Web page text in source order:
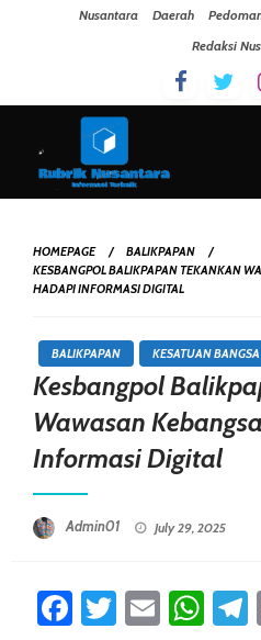
Nusantara Daerah
Redaksi
HOMEPAGE
BALIKPAPAN
KESBANGPOL BALIKPAPAN TEKANKAN
HADAPI INFORMASI DIGITAL
BALIKPAPAN KESATUAN BANGSA
Kesbangpol
Wawasan
Informasi Digital
Admin01 July 29, 2025
Facebook
Twitter
Email